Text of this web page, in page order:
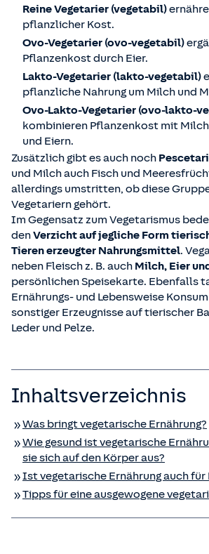
Reine Vegetarier (vegetabil)
pflanzlicher Kost.
Ovo-Vegetarier (ovo-vegetabil)
Pflanzenkost durch Eier.
Lakto-Vegetarier (lakto-vegetabil)
pflanzliche Nahrung um Milch und
Ovo-Lakto-Vegetarier (ovo-lakto-
kombinieren Pflanzenkost mit
und Eiern.
Zusätzlich gibt es auch noch
und Milch auch Fisch und
allerdings umstritten, ob diese
Vegetariern gehört.
Im Gegensatz zum Vegetarismus
denVerzicht auf jegliche Form
Tieren erzeugter Nahrungsmittel.
neben Fleisch z. B. auch Milch, Eier
persönlichen Speisekarte. Ebenfalls
Ernährungs- und Lebensweise
sonstiger Erzeugnisse auf tierischer
Leder und Pelze.
Inhaltsverzeichnis
Was bringt vegetarische Ernährung?
Wie gesund ist vegetarische
sie sich auf den Körper aus?
Ist vegetarische Ernährung auch für
Tipps für eine ausgewogene